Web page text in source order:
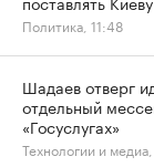
Политика, 11:48
Шадаев отверг
отдельный
«Госуслугах»
Технологии и